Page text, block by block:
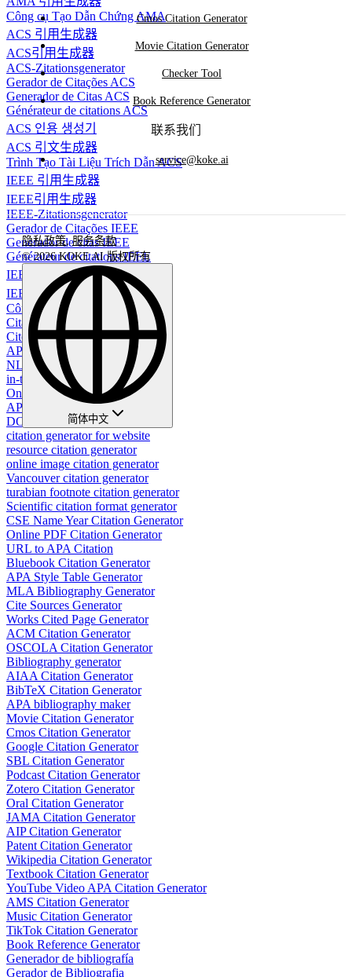
Công cụ Tạo Dẫn Chứng AMA
ACS 引用生成器
ACS引用生成器
ACS-Zitationsgenerator
Gerador de Citações ACS
Generador de Citas ACS
Générateur de citations ACS
ACS 인용 생성기
ACS 引文生成器
Trình Tạo Tài Liệu Trích Dẫn ACS
IEEE 引用生成器
IEEE引用生成器
IEEE-Zitationsgenerator
Gerador de Citações IEEE
Generador de citas IEEE
Générateur de citations IEEE
IEEE 인용 생성기
IEEE 參考文獻生成器
Công cụ Trích dẫn IEEE
Citation Creation
Cite Youtube Video
APA Citation YouTube Video
NLM citation generator
in-text citation generator
Online citation generator
APSA Citation Generator
DOI Citation Generator
citation generator for website
resource citation generator
online image citation generator
Vancouver citation generator
turabian footnote citation generator
Scientific citation format generator
CSE Name Year Citation Generator
Online PDF Citation Generator
URL to APA Citation
Bluebook Citation Generator
APA Style Table Generator
MLA Bibliography Generator
Cite Sources Generator
Works Cited Page Generator
ACM Citation Generator
OSCOLA Citation Generator
Bibliography generator
AIAA Citation Generator
BibTeX Citation Generator
APA bibliography maker
Movie Citation Generator
Cmos Citation Generator
Google Citation Generator
SBL Citation Generator
Podcast Citation Generator
Zotero Citation Generator
Oral Citation Generator
JAMA Citation Generator
AIP Citation Generator
Patent Citation Generator
Wikipedia Citation Generator
Textbook Citation Generator
YouTube Video APA Citation Generator
AMS Citation Generator
Music Citation Generator
TikTok Citation Generator
Book Reference Generator
Generador de bibliografía
Gerador de Bibliografia
Cmos Citation Generator
Movie Citation Generator
Checker Tool
Book Reference Generator
联系我们
service@koke.ai
隐私政策,服务条款
© 2026 KOKE AI 版权所有
简体中文